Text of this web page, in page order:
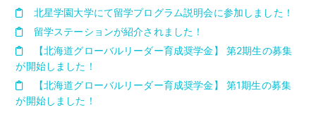
北星学園大学にて留学プログラム説明会に参加しました！
留学ステーションが紹介されました！
【北海道グローバルリーダー育成奨学金】 第2期生の募集
が開始しました！
【北海道グローバルリーダー育成奨学金】 第1期生の募集
が開始しました！